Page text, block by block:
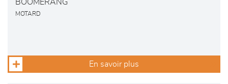
BOOMERANG
MOTARD
En savoir plus